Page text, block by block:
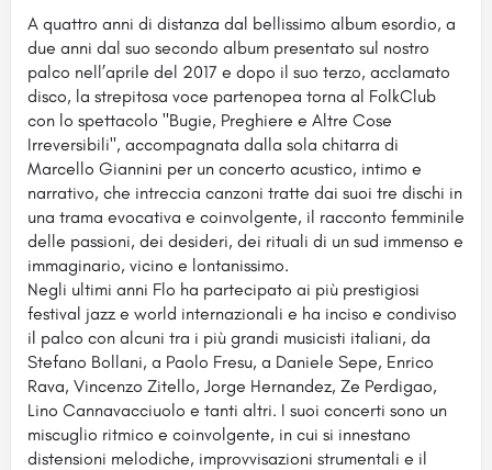
A quattro anni di distanza dal bellissimo album esordio, a
due anni dal suo secondo album presentato sul nostro
palco nell’aprile del 2017 e dopo il suo terzo, acclamato
disco, la strepitosa voce partenopea torna al FolkClub
con lo spettacolo "Bugie, Preghiere e Altre Cose
Irreversibili", accompagnata dalla sola chitarra di
Marcello Giannini per un concerto acustico, intimo e
narrativo, che intreccia canzoni tratte dai suoi tre dischi in
una trama evocativa e coinvolgente, il racconto femminile
delle passioni, dei desideri, dei rituali di un sud immenso e
immaginario, vicino e lontanissimo.
Negli ultimi anni Flo ha partecipato ai più prestigiosi
festival jazz e world internazionali e ha inciso e condiviso
il palco con alcuni tra i più grandi musicisti italiani, da
Stefano Bollani, a Paolo Fresu, a Daniele Sepe, Enrico
Rava, Vincenzo Zitello, Jorge Hernandez, Ze Perdigao,
Lino Cannavacciuolo e tanti altri. I suoi concerti sono un
miscuglio ritmico e coinvolgente, in cui si innestano
distensioni melodiche, improvvisazioni strumentali e il